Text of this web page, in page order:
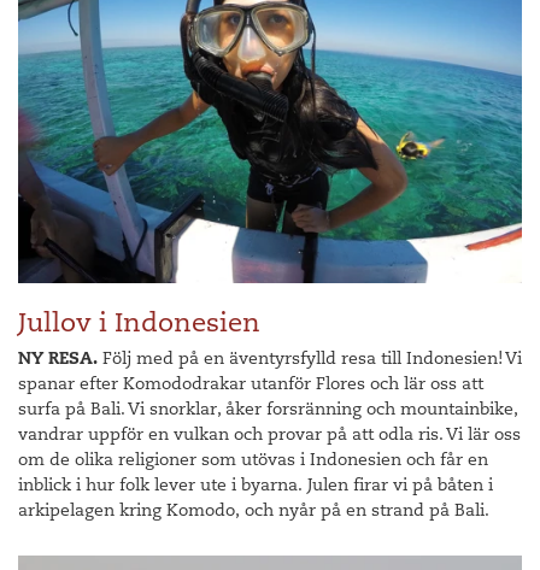
Jullov i Indonesien
NY RESA. Följ med på en äventyrsfylld resa till Indonesien! Vi
spanar efter Komododrakar utanför Flores och lär oss att
surfa på Bali. Vi snorklar, åker forsränning och mountainbike,
vandrar uppför en vulkan och provar på att odla ris. Vi lär oss
om de olika religioner som utövas i Indonesien och får en
inblick i hur folk lever ute i byarna. Julen firar vi på båten i
arkipelagen kring Komodo, och nyår på en strand på Bali.